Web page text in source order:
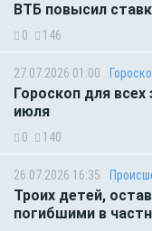
ВТБ повысил
0 146
27.07.2026 01:00
Гороскоп для всех
июля
0 140
26.07.2026 16:35
Троих детей,
погибшими в